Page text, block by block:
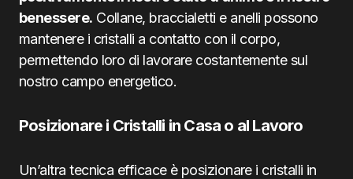
benessere. Collane, braccialetti e anelli possono
mantenere i cristalli a contatto con il corpo,
permettendo loro di lavorare costantemente sul
nostro campo energetico.
Posizionare i Cristalli in Casa o al Lavoro
Un’altra tecnica efficace è posizionare i cristalli in